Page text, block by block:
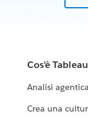
Cos'è
Analisi agentica
Crea una